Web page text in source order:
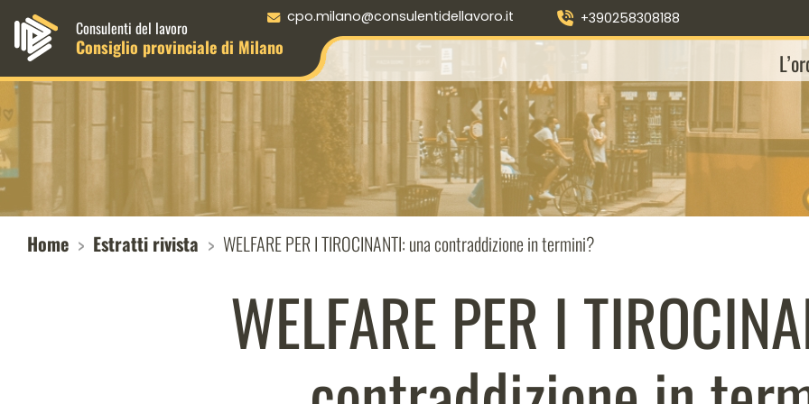
Menu principale desktop
Consulenti del lavoro
Consiglio provinciale di Milano
cpo.milano@consulentidellavoro.it +390258308188
Home Estratti rivista WELFARE PER I TIROCINANTI: una contraddizione in termini?
WELFARE PER I